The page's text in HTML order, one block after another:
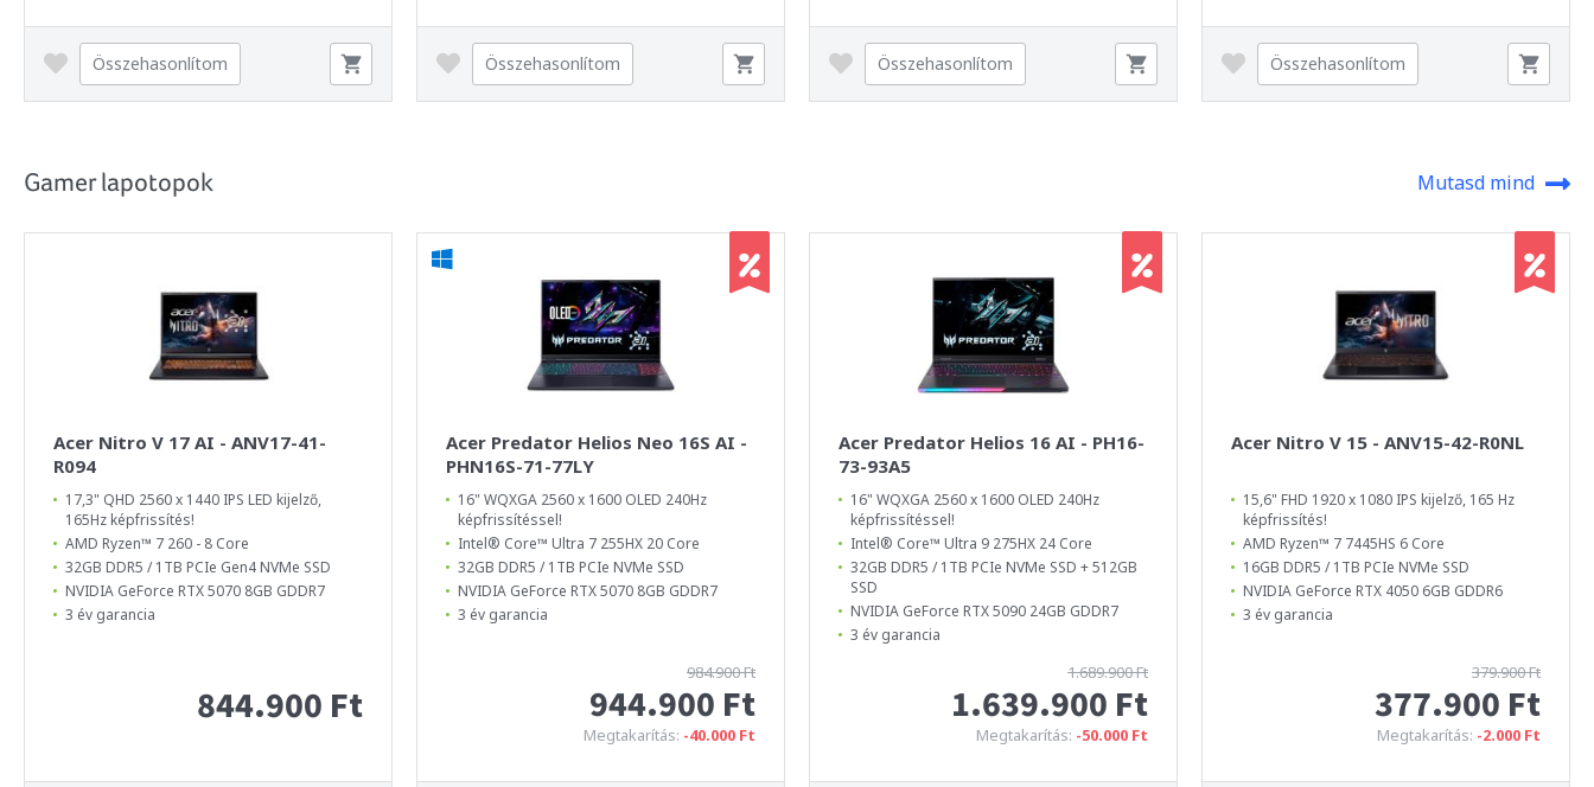
Összehasonlítom Összehasonlítom Összehasonlítom Összehasonlítom
Gamer lapotopok Mutasd mind
Acer Nitro V 17 AI - ANV17-41-
R094
17,3" QHD 2560 x 1440 IPS LED kijelző,
165Hz képfrissítés!
AMD Ryzen™ 7 260 - 8 Core
32GB DDR5 / 1TB PCIe Gen4 NVMe SSD
NVIDIA GeForce RTX 5070 8GB GDDR7
3 év garancia
844.900 Ft
Acer Predator Helios Neo 16S AI -
PHN16S-71-77LY
16" WQXGA 2560 x 1600 OLED 240Hz
képfrissítéssel!
Intel® Core™ Ultra 7 255HX 20 Core
32GB DDR5 / 1TB PCIe NVMe SSD
NVIDIA GeForce RTX 5070 8GB GDDR7
3 év garancia
984.900 Ft
944.900 Ft
Megtakarítás: -40.000 Ft
Acer Predator Helios 16 AI - PH16-
73-93A5
16" WQXGA 2560 x 1600 OLED 240Hz
képfrissítéssel!
Intel® Core™ Ultra 9 275HX 24 Core
32GB DDR5 / 1TB PCIe NVMe SSD + 512GB
SSD
NVIDIA GeForce RTX 5090 24GB GDDR7
3 év garancia
1.689.900 Ft
1.639.900 Ft
Megtakarítás: -50.000 Ft
Acer Nitro V 15 - ANV15-42-R0NL
15,6" FHD 1920 x 1080 IPS kijelző, 165 Hz
képfrissítés!
AMD Ryzen™ 7 7445HS 6 Core
16GB DDR5 / 1TB PCIe NVMe SSD
NVIDIA GeForce RTX 4050 6GB GDDR6
3 év garancia
379.900 Ft
377.900 Ft
Megtakarítás: -2.000 Ft